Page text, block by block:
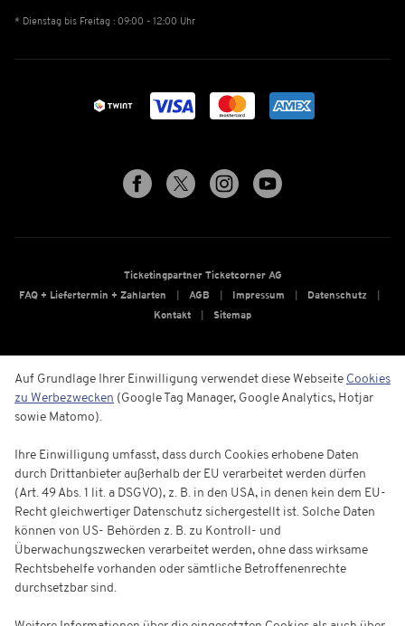
* Dienstag bis Freitag : 09:00 - 12:00 Uhr
Ticketingpartner Ticketcorner AG
FAQ + Liefertermin + Zahlarten
AGB Impressum
Datenschutz
Kontakt
Sitemap
Auf Grundlage Ihrer Einwilligung verwendet diese Webseite Cookies
zu Werbezwecken (Google Tag Manager, Google Analytics, Hotjar
sowie Matomo).
Ihre Einwilligung umfasst, dass durch Cookies erhobene Daten
durch Drittanbieter außerhalb der EU verarbeitet werden dürfen
(Art. 49 Abs. 1 lit. a DSGVO), z. B. in den USA, in denen kein dem EU-
Recht gleichwertiger Datenschutz sichergestellt ist. Solche Daten
können von US- Behörden z. B. zu Kontroll- und
Überwachungszwecken verarbeitet werden, ohne dass wirksame
Rechtsbehelfe vorhanden oder sämtliche Betroffenenrechte
durchsetzbar sind.